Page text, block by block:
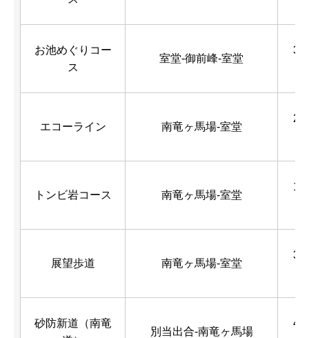
お池めぐりコー
ス
室堂-御前峰-室堂
エコーライン 南竜ヶ馬場-室堂
トンビ岩コース 南竜ヶ馬場-室堂
展望歩道 南竜ヶ馬場-室堂
砂防新道（南竜
別当出合-南竜ヶ馬場